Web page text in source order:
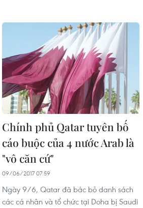
Chính phủ Qatar tuyên bố
cáo buộc của 4 nước Arab là
"vô căn cứ"
09/06/2017 07:59
Ngày 9/6, Qatar đã bác bỏ danh sách
các cá nhân và tổ chức tại Doha bị Saudi